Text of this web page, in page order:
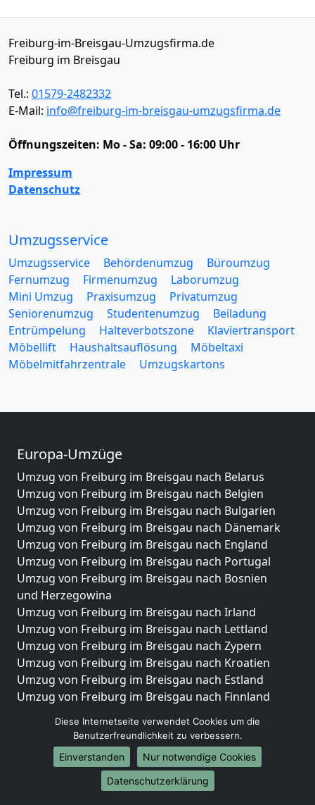
Freiburg-im-Breisgau-Umzugsfirma.de
Freiburg im Breisgau
Tel.: 01579-2482332
E-Mail: info@freiburg-im-breisgau-umzugsfirma.de
Öffnungszeiten: Mo - Sa: 09:00 - 16:00 Uhr
Impressum
Datenschutz
Umzugsservice
Umzugsservice Behördenumzug
Büroumzug
Fernumzug
Firmenumzug
Laborumzug
Mini Umzug
Praxisumzug
Privatumzug
Seniorenumzug
Studentenumzug
Beiladung
Entrümpelung
Halteverbotszone
Klaviertransport
Möbellift
Haushaltsauflösung
Möbeltaxi
Möbelmitfahrzentrale
Umzugskartons
Europa-Umzüge
Umzug von Freiburg im Breisgau nach Belarus
Umzug von Freiburg im Breisgau nach Belgien
Umzug von Freiburg im Breisgau nach Bulgarien
Umzug von Freiburg im Breisgau nach Dänemark
Umzug von Freiburg im Breisgau nach England
Umzug von Freiburg im Breisgau nach Portugal
Umzug von Freiburg im Breisgau nach Bosnien
und Herzegowina
Umzug von Freiburg im Breisgau nach Irland
Umzug von Freiburg im Breisgau nach Lettland
Umzug von Freiburg im Breisgau nach Zypern
Umzug von Freiburg im Breisgau nach Kroatien
Umzug von Freiburg im Breisgau nach Estland
Umzug von Freiburg im Breisgau nach Finnland
Umzug von Freiburg im Breisgau nach Griechenland
Umzug von Freiburg im Breisgau nach Italien
Umzug von Freiburg im Breisgau nach Liechtenstein
Umzug von Freiburg im Breisgau nach Luxemburg
Diese Internetseite verwendet Cookies um die
Benutzerfreundlichkeit zu verbessern.
Einverstanden
Nur notwendige Cookies
Datenschutzerklärung